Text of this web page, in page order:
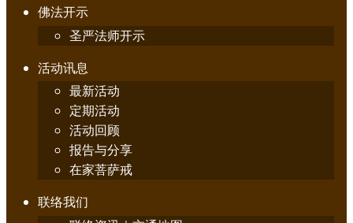
佛法开示
圣严法师开示
活动讯息
最新活动
定期活动
活动回顾
报告与分享
在家菩萨戒
联络我们